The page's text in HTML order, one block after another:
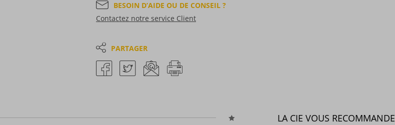
BESOIN D’AIDE OU DE CONSEIL ?
Contactez notre service Client
PARTAGER
LA CIE VOUS RECOMMANDE